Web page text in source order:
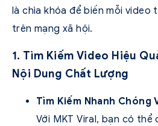
là chìa khóa để biến mỗi video
trên mạng xã hội.
1. Tìm Kiếm Video Hiệu
Nội Dung Chất Lượng
Tìm Kiếm Nhanh Chóng
Với MKT Viral, bạn có thể